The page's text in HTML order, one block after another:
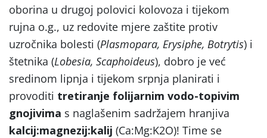
oborina u drugoj polovici kolovoza i tijekom
rujna o.g., uz redovite mjere zaštite protiv
uzročnika bolesti (Plasmopara, Erysiphe, Botrytis) i
štetnika (Lobesia, Scaphoideus), dobro je već
sredinom lipnja i tijekom srpnja planirati i
provoditi tretiranje folijarnim vodo-topivim
gnojivima s naglašenim sadržajem hranjiva
kalcij:magnezij:kalij (Ca:Mg:K2O)! Time se